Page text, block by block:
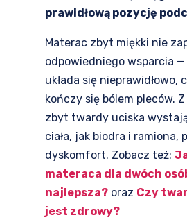
prawidłową pozycję
Materac zbyt miękki nie
odpowiedniego wsparcia —
układa się nieprawidłowo,
kończy się bólem pleców.
zbyt twardy uciska
ciała, jak biodra i ramiona,
dyskomfort. Zobacz też:
materaca dla dwóch
najlepsza? oraz Czy
jest zdrowy?